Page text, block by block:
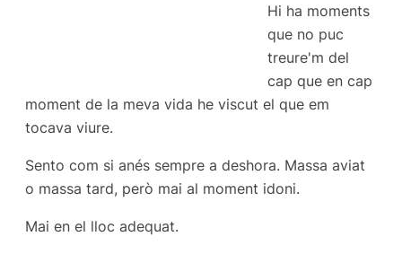
Hi ha moments
que no puc
treure'm del
cap que en cap
moment de la meva vida he viscut el que em
tocava viure.
Sento com si anés sempre a deshora. Massa aviat
o massa tard, però mai al moment idoni.
Mai en el lloc adequat.